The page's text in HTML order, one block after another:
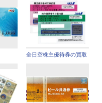
全日空株主優待券の買取